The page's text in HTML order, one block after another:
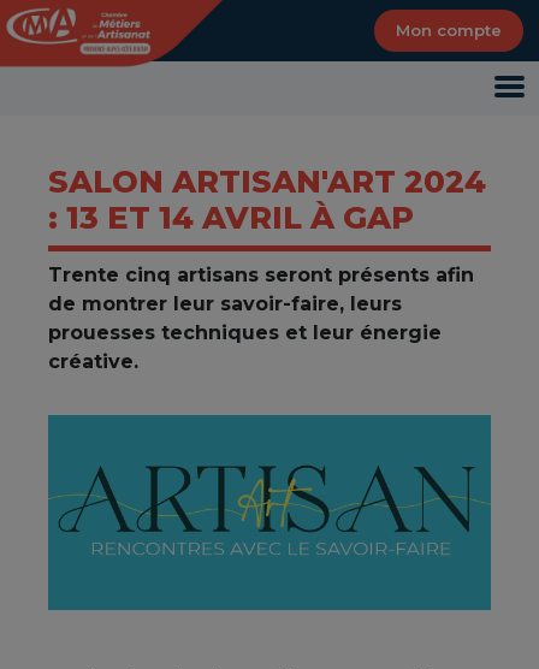
Mon compte
SALON ARTISAN'ART 2024
: 13 ET 14 AVRIL À GAP
Trente cinq artisans seront présents afin
de montrer leur savoir-faire, leurs
prouesses techniques et leur énergie
créative.
Panneau de gestion des cookies